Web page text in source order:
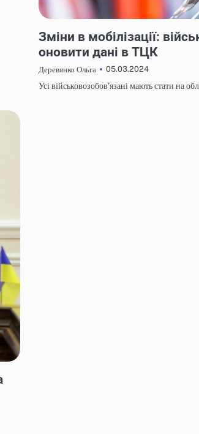
Зміни в мобілізації:
оновити дані в ТЦК
Деревянко Ольга 05.03.2024
Усі військовозобов’язані мають стати на